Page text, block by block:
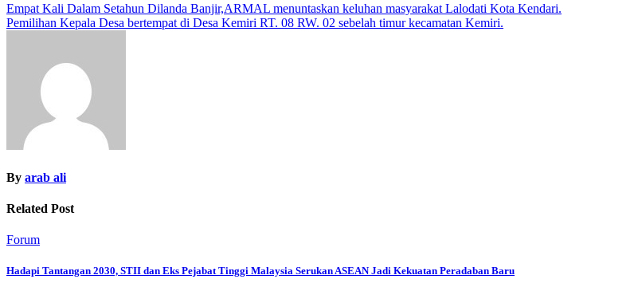
Navigasi
pos
Empat Kali Dalam Setahun Dilanda Banjir,ARMAL menuntaskan keluhan masyarakat Lalodati Kota Kendari.
Pemilihan Kepala Desa bertempat di Desa Kemiri RT. 08 RW. 02 sebelah timur kecamatan Kemiri.
By arab ali
Related Post
Forum
Hadapi Tantangan 2030, STII dan Eks Pejabat Tinggi Malaysia Serukan ASEAN Jadi Kekuatan Peradaban Baru